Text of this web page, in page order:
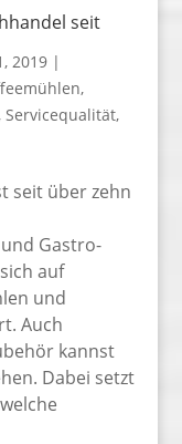
seit
2019|
,
, Servicequalität,
seit über zehn
Gastro-
auf
und
Auch
kannst
Dabei setzt